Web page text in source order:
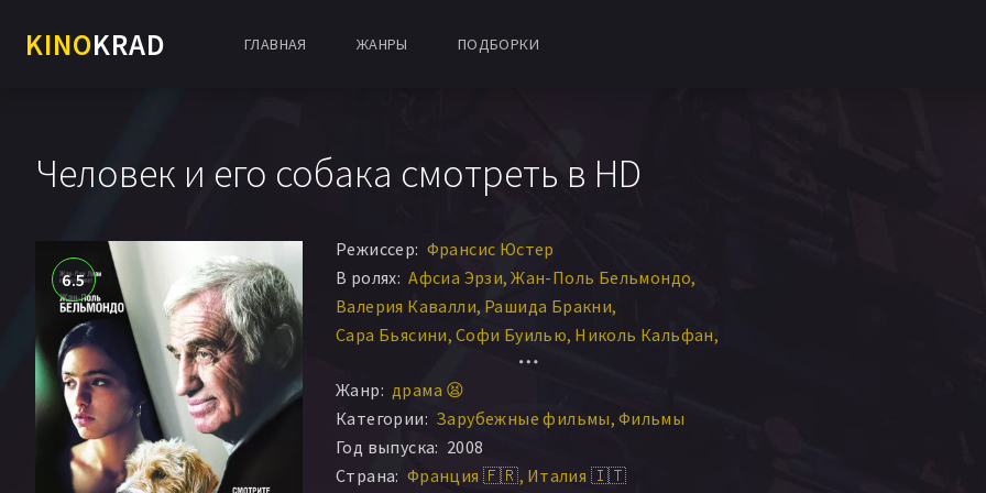
KINOKRAD ГЛАВНАЯ ЖАНРЫ ПОДБОРКИ
Человек и его собака смотреть в HD
6.5
Режиссер: Франсис Юстер
В ролях: Афсиа Эрзи Жан-Поль Бельмондо
Валерия Кавалли Рашида Бракни
Сара Бьясини Софи Буилью Николь Кальфан
Дороти Деблатон
Патрик Боссо
Жанр: драма 😫
Категории: Зарубежные фильмы Фильмы
Год выпуска: 2008
Страна: Франция 🇫🇷 Италия 🇮🇹